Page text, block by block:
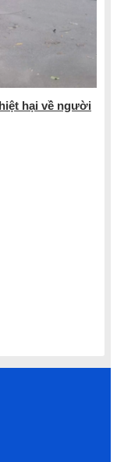
hại về người